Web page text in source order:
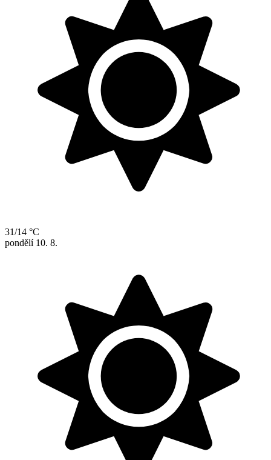
31/14 °C
pondělí 10. 8.